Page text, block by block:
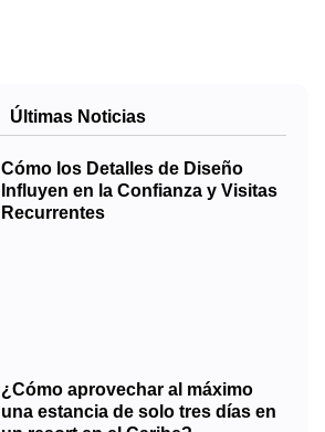
Últimas Noticias
Cómo los Detalles de Diseño
Influyen en la Confianza y Visitas
Recurrentes
¿Cómo aprovechar al máximo
una estancia de solo tres días en